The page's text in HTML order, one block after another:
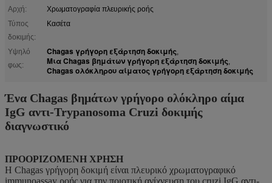
Αρχή:
Χρωματογραφία πλευρικής ροής
Τύπος
δοκιμής:
Κασέτα
Υψηλό
φως:
Chagas γρήγορη εξάρτηση δοκιμής,
Μια Chagas βημάτων γρήγορη εξάρτηση δοκιμής,
Chagas ολόκληρου αίματος γρήγορη εξάρτηση δοκιμής
Ένα Chagas βημάτων γρήγορο ολόκληρο αίμα
IgG αντι-Trypanosoma Cruzi δοκιμής
διαγνωστικό
ΠΡΟΟΡΙΖΟΜΕΝΗ ΧΡΗΣΗ
Η Chagas γρήγορη δοκιμή είναι πλευρικό χρωματογραφικό
immunoassay ροής για την ποιοτική ανίχνευση του cruzi IgG αντι-